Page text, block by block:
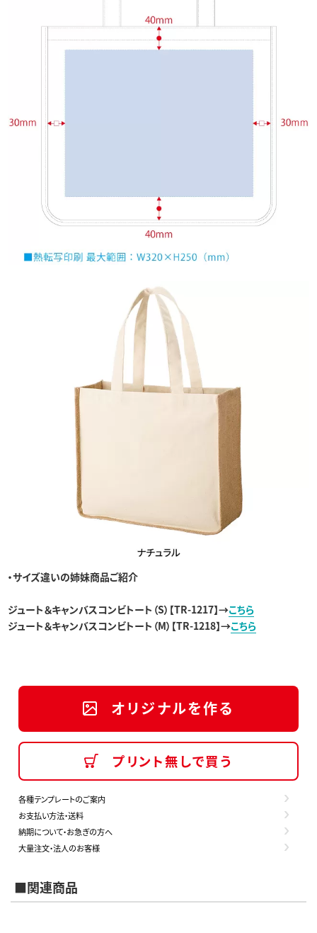
・サイズ違いの姉妹商品ご紹介
ジュート＆キャンバスコンビトート（S）【TR-1217】→こちら
ジュート＆キャンバスコンビトート（M）【TR-1218】→こちら
オリジナルを作る
プリント無しで買う
各種テンプレートのご案内
お支払い方法・送料
納期について・お急ぎの方へ
大量注文・法人のお客様
■関連商品